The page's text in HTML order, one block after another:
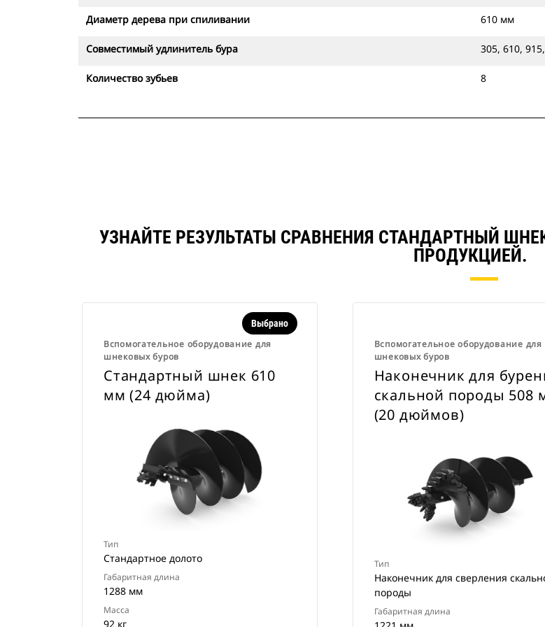
Диаметр дерева при спиливании 610 мм
Совместимый удлинитель бура 305, 610,
Количество зубьев 8
УЗНАЙТЕ РЕЗУЛЬТАТЫ СРАВНЕНИЯ СТАНДАРТНЫЙ
ПРОДУКЦИЕЙ.
Вспомогательное оборудование для
шнековых буров
Выбрано
Стандартный шнек 610
мм (24 дюйма)
Тип
Стандартное долото
Габаритная длина
1288 мм
Масса
92 кг
Вспомогательное оборудование для
шнековых буров
Наконечник для
скальной породы 508
(20 дюймов)
Тип
Наконечник для сверления
породы
Габаритная длина